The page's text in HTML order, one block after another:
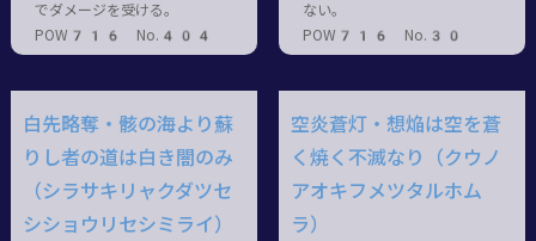
でダメージを受ける。
POW716 No.404
ない。
POW716 No.30
白先略奪・骸の海より蘇
りし者の道は白き闇のみ
（シラサキリャクダツセ
シショウリセシミライ）
空炎蒼灯・想焔は空を蒼
く焼く不滅なり（クウノ
アオキフメツタルホム
ラ）